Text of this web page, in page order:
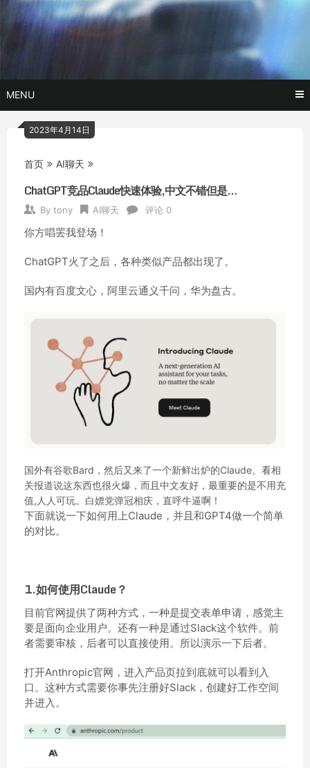
托尼不是
塔克
玩转AI黑科技,AI换脸，AI绘画，AI聊天….
MENU
2023年4月14日
首页 AI聊天
ChatGPT竞品Claude快速体验,中文不错但是…
By tony AI聊天 评论 0
你方唱罢我登场！
ChatGPT火了之后，各种类似产品都出现了。
国内有百度文心，阿里云通义千问，华为盘古。
国外有谷歌Bard，然后又来了一个新鲜出炉的Claude。看相
关报道说这东西也很火爆，而且中文友好，最重要的是不用充
值,人人可玩。白嫖党弹冠相庆，直呼牛逼啊！
下面就说一下如何用上Claude，并且和GPT4做一个简单
的对比。
1.如何使用Claude？
目前官网提供了两种方式，一种是提交表单申请，感觉主
要是面向企业用户。还有一种是通过Slack这个软件。前
者需要审核，后者可以直接使用。所以演示一下后者。
打开Anthropic官网，进入产品页拉到底就可以看到入
口。这种方式需要你事先注册好Slack，创建好工作空间
并进入。